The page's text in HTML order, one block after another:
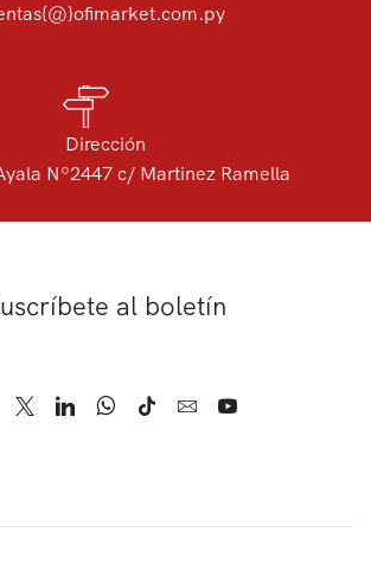
Dirección
Nº2447 c/ Martinez Ramella
al boletín